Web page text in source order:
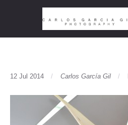
12 Jul 2014 Carlos García Gil